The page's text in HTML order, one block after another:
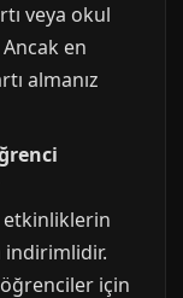
veya okul
en
almanız
etkinliklerin
indirimlidir.
için